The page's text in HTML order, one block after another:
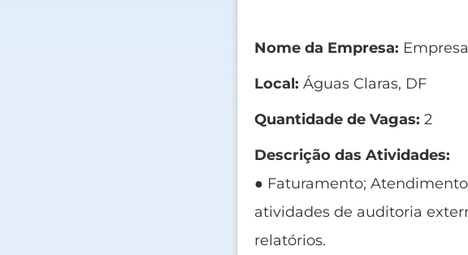
Nome da Empresa:
Local: Águas Claras, DF
Quantidade de Vagas: 2
Descrição das Atividades:
● Faturamento;
atividades de auditoria
relatórios.